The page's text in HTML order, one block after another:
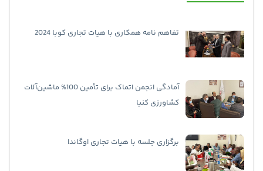
تفاهم نامه همکاری با هیات تجاری کوبا 2024
آمادگی انجمن اتماک برای تأمین 100% ماشین‌آلات
کشاورزی کنیا
برگزاری جلسه با هیات تجاری اوگاندا